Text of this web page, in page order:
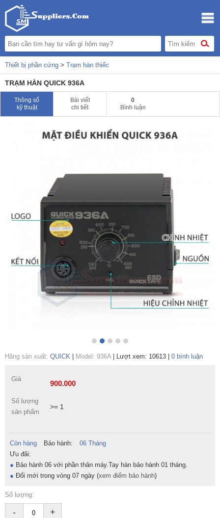
Thiết bị phần cứng > Trạm hàn thiếc
TRẠM HÀN QUICK 936A
Thông số
kỹ thuật
Bài viết
chi tiết
0
Bình luận
Hãng sản xuất: QUICK Model: 936A| Lượt xem: 10613 0 bình luận
Giá
Số lượng
sản phẩm
900.000
>= 1
Còn hàng Bảo hành:
06 Tháng
Ưu đãi:
● Bảo hành 06 với phần thân máy.Tay hàn bảo hành 01 tháng.
● Đổi mới trong vòng 07 ngày (xem điểm bảo hành)
Số lượng:
- +